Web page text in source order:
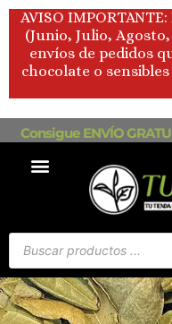
contenido
AVISO
(Junio, Julio,
envíos de pedidos
chocolate o
Consigue ENVÍO
Búsqueda
productos